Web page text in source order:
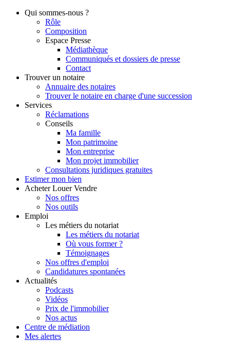
Qui sommes-nous ?
Rôle
Composition
Espace Presse
Médiathèque
Communiqués et dossiers de presse
Contact
Trouver un notaire
Annuaire des notaires
Trouver le notaire en charge d'une succession
Services
Réclamations
Conseils
Ma famille
Mon patrimoine
Mon entreprise
Mon projet immobilier
Consultations juridiques gratuites
Estimer mon bien
Acheter Louer Vendre
Nos offres
Nos outils
Emploi
Les métiers du notariat
Les métiers du notariat
Où vous former ?
Témoignages
Nos offres d'emploi
Candidatures spontanées
Actualités
Podcasts
Vidéos
Prix de l'immobilier
Nos actus
Centre de médiation
Mes alertes